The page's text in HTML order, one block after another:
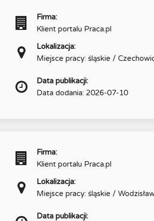
Firma:
Klient portalu Praca.pl
Lokalizacja:
Miejsce pracy: śląskie /
Data publikacji:
Data dodania: 2026-07-10
Firma:
Klient portalu Praca.pl
Lokalizacja:
Miejsce pracy: śląskie /
Data publikacji: